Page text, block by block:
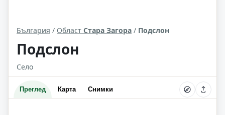
България / Област Стара Загора / Подслон
Подслон
Село
Преглед Карта Снимки